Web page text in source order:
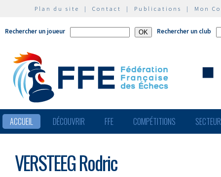
Plan du site | Contact | Publications | Mon
Rechercher un joueur Rechercher un club
ACCUEIL DÉCOUVRIR FFE COMPÉTITIONS
VERSTEEG Rodric